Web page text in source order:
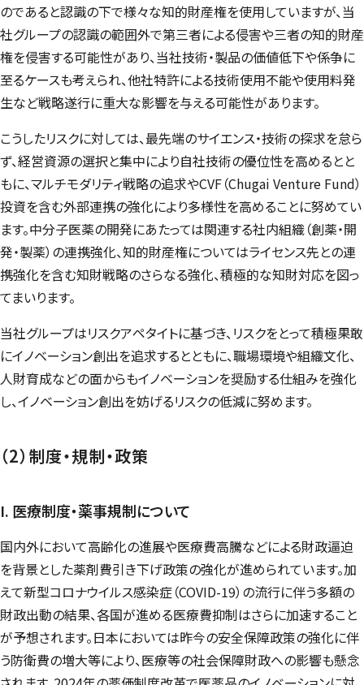
のであると認識の下で様々な知的財産権を使用していますが、当
社グループの認識の範囲外で第三者による侵害や三者の知的財産
権を侵害する可能性があり、当社技術・製品の価値低下や係争に
至るケースも考えられ、他社特許による技術使用不能や使用料発
生など戦略遂行に重大な影響を与える可能性があります。
こうしたリスクに対しては、最先端のサイエンス・技術の探求を怠ら
ず、経営資源の選択と集中により自社技術の優位性を高めるとと
もに、マルチモダリティ戦略の追求やCVF（Chugai Venture Fund）
投資を含む外部連携の強化により多様性を高めることに努めてい
ます。中分子医薬の開発にあたっては関連する社内組織（創薬・開
発・製薬）の連携強化、知的財産権についてはライセンス先との連
携強化を含む知財戦略のさらなる強化、積極的な知財対応を図っ
てまいります。
当社グループはリスクアペタイトに基づき、リスクをとって積極果敢
にイノベーション創出を追求するとともに、職場環境や組織文化、
人財育成などの面からもイノベーションを奨励する仕組みを強化
し、イノベーション創出を妨げるリスクの低減に努めます。
（2）制度・規制・政策
I. 医療制度・薬事規制について
国内外において高齢化の進展や医療費高騰などによる財政逼迫
を背景とした薬剤費引き下げ政策の強化が進められています。加
えて新型コロナウイルス感染症（COVID-19）の流行に伴う多額の
財政出動の結果、各国が進める医療費抑制はさらに加速すること
が予想されます。日本においては昨今の安全保障政策の強化に伴
う防衛費の増大等により、医療等の社会保障財政への影響も懸念